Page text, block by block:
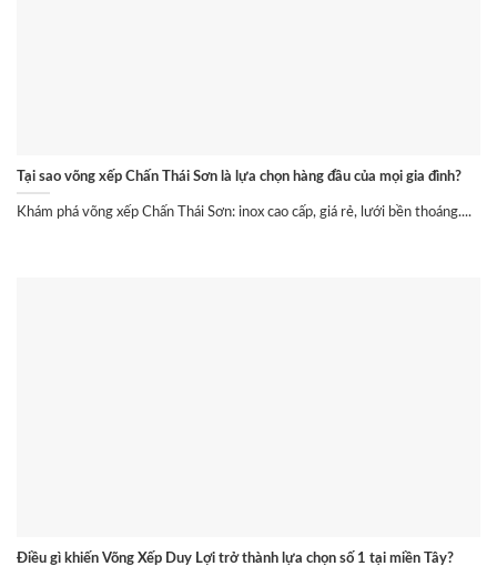
Tại sao võng xếp Chấn Thái Sơn là lựa chọn hàng đầu của mọi gia đình?
Khám phá võng xếp Chấn Thái Sơn: inox cao cấp, giá rẻ, lưới bền thoáng....
Điều gì khiến Võng Xếp Duy Lợi trở thành lựa chọn số 1 tại miền Tây?